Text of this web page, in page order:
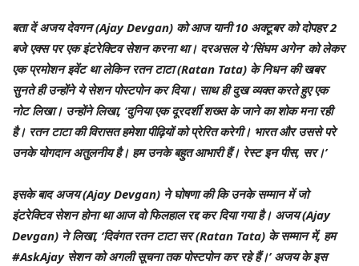
बता दें अजय देवगन (Ajay Devgan) को आज यानी 10 अक्टूबर को दोपहर 2
बजे एक्स पर एक इंटरेक्टिव सेशन करना था। दरअसल ये ‘सिंघम अगेन’ को लेकर
एक प्रमोशन इवेंट था लेकिन रतन टाटा (Ratan Tata) के निधन की खबर
सुनते ही उन्होंने ये सेशन पोस्टपोन कर दिया। साथ ही दुख व्यक्त करते हुए एक
नोट लिखा। उन्होंने लिखा, ‘दुनिया एक दूरदर्शी शख्स के जाने का शोक मना रही
है। रतन टाटा की विरासत हमेशा पीढ़ियों को प्रेरित करेगी। भारत और उससे परे
उनके योगदान अतुलनीय है। हम उनके बहुत आभारी हैं। रेस्ट इन पीस, सर।’
इसके बाद अजय (Ajay Devgan) ने घोषणा की कि उनके सम्मान में जो
इंटरेक्टिव सेशन होना था आज वो फिलहाल रद्द कर दिया गया है। अजय (Ajay
Devgan) ने लिखा, ‘दिवंगत रतन टाटा सर (Ratan Tata) के सम्मान में, हम
#AskAjay सेशन को अगली सूचना तक पोस्टपोन कर रहे हैं।’ अजय के इस